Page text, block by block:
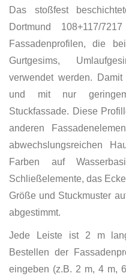
Das stoßfest
Dortmund 108+117/
Fassadenprofilen, die
Gurtgesims,
verwendet werden.
und mit nur
Stuckfassade. Diese
anderen
abwechslungsreichen
Farben auf
Schließelemente, das
Größe und Stuckmuster
abgestimmt.
Jede Leiste ist 2 m
Bestellen der
eingeben (z.B. 2 m, 4 m,